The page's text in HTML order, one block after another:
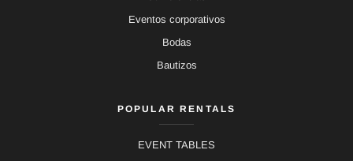
Eventos corporativos
Bodas
Bautizos
POPULAR RENTALS
EVENT TABLES